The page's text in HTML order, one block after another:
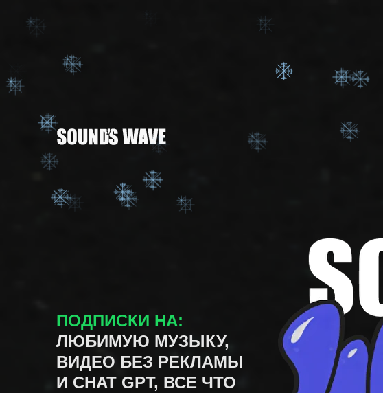
ПОДПИСКИ НА:
ЛЮБИМУЮ МУЗЫКУ,
ВИДЕО БЕЗ РЕКЛАМЫ
И CHAT GPT, ВСЕ ЧТО
1 месяц
Приобрести Приобрести
CHAT GPT PLUS